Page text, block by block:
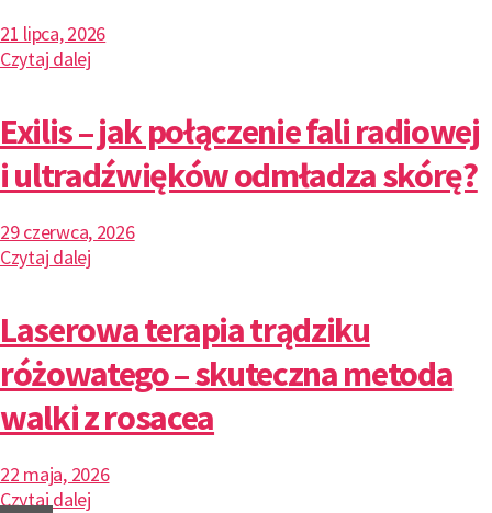
21 lipca, 2026
Czytaj dalej
Exilis – jak połączenie fali radiowej
i ultradźwięków odmładza skórę?
29 czerwca, 2026
Czytaj dalej
Laserowa terapia trądziku
różowatego – skuteczna metoda
walki z rosacea
22 maja, 2026
Czytaj dalej